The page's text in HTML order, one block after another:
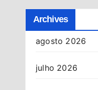
Archives
agosto 2026
julho 2026